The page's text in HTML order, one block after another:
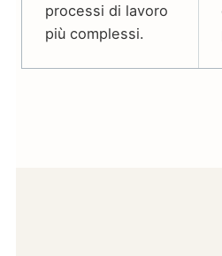
processi di lavoro
più complessi.